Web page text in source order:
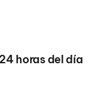
horas del día